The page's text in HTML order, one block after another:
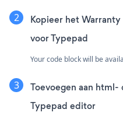
Kopieer het
voor Typepad
Your code block will be
Toevoegen aan
Typepad editor